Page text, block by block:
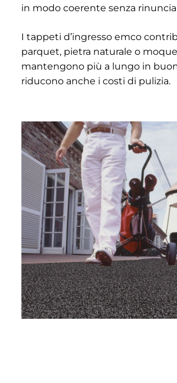
in modo coerente senza
I tappeti d’ingresso emco
parquet, pietra naturale o
mantengono più a lungo in
riducono anche i costi di pulizia.